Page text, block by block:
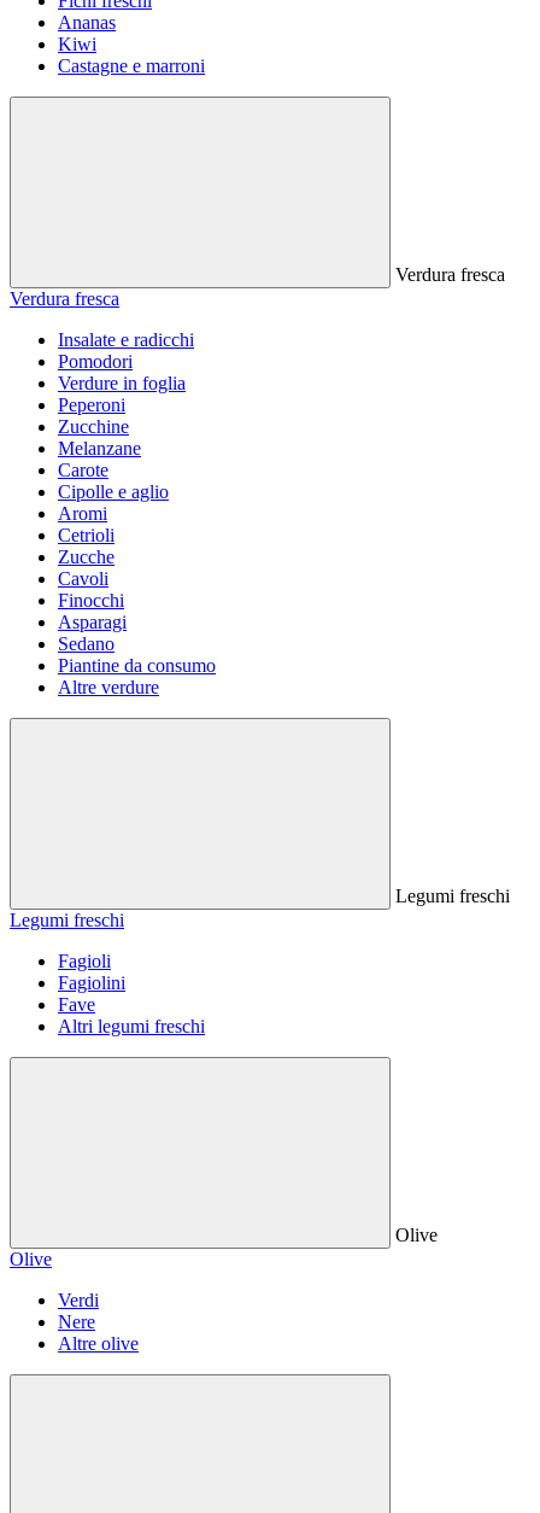
Ananas
Kiwi
Castagne e marroni
Verdura fresca
Verdura fresca
Insalate e radicchi
Pomodori
Verdure in foglia
Peperoni
Zucchine
Melanzane
Carote
Cipolle e aglio
Aromi
Cetrioli
Zucche
Cavoli
Finocchi
Asparagi
Sedano
Piantine da consumo
Altre verdure
Legumi freschi
Legumi freschi
Fagioli
Fagiolini
Fave
Altri legumi freschi
Olive
Olive
Verdi
Nere
Altre olive